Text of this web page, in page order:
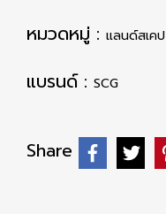
หมวดหมู่ : แลนด์สเคป
แบรนด์ : SCG
Share